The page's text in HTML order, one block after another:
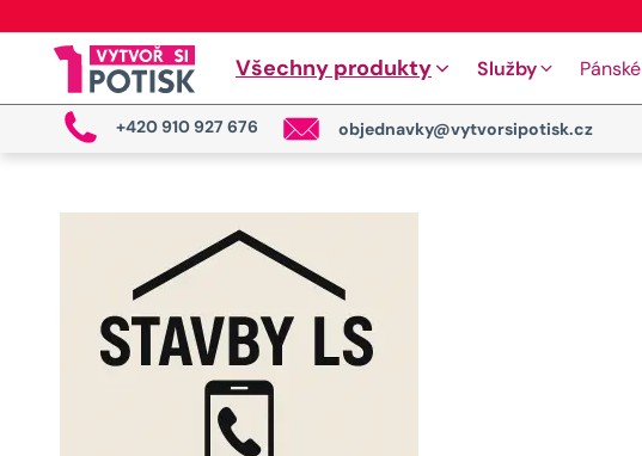
Všechny produkty Služby Pánské
+420 910 927 676 objednavky@vytvorsipotisk.cz